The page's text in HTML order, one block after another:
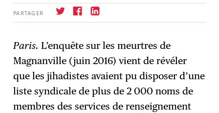
PARTAGER
→ S'abonner
Paris. L’enquête sur les meurtres de
Magnanville (juin 2016) vient de révéler
que les jihadistes avaient pu disposer d’une
liste syndicale de plus de 2 000 noms de
membres des services de renseignement